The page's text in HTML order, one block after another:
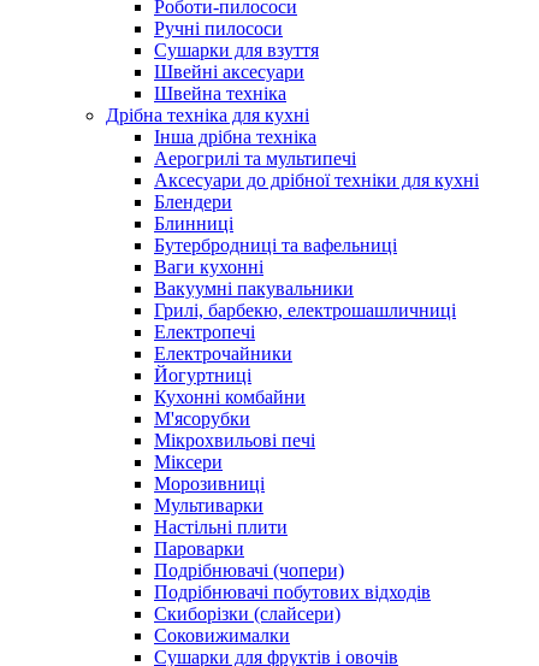
Роботи-пилососи
Ручні пилососи
Сушарки для взуття
Швейні аксесуари
Швейна техніка
Дрібна техніка для кухні
Інша дрібна техніка
Аерогрилі та мультипечі
Аксесуари до дрібної техніки для кухні
Блендери
Блинниці
Бутербродниці та вафельниці
Ваги кухонні
Вакуумні пакувальники
Грилі, барбекю, електрошашличниці
Електропечі
Електрочайники
Йогуртниці
Кухонні комбайни
М'ясорубки
Мікрохвильові печі
Міксери
Морозивниці
Мультиварки
Настільні плити
Пароварки
Подрібнювачі (чопери)
Подрібнювачі побутових відходів
Скиборізки (слайсери)
Соковижималки
Сушарки для фруктів і овочів